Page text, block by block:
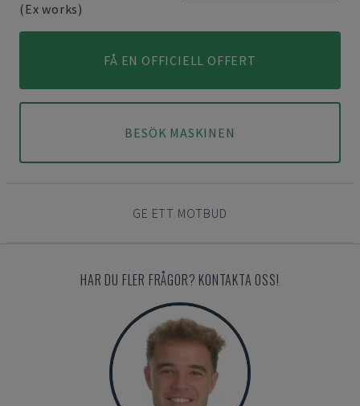
(Ex works)
FÅ EN OFFICIELL OFFERT
BESÖK MASKINEN
GE ETT MOTBUD
HAR DU FLER FRÅGOR? KONTAKTA OSS!